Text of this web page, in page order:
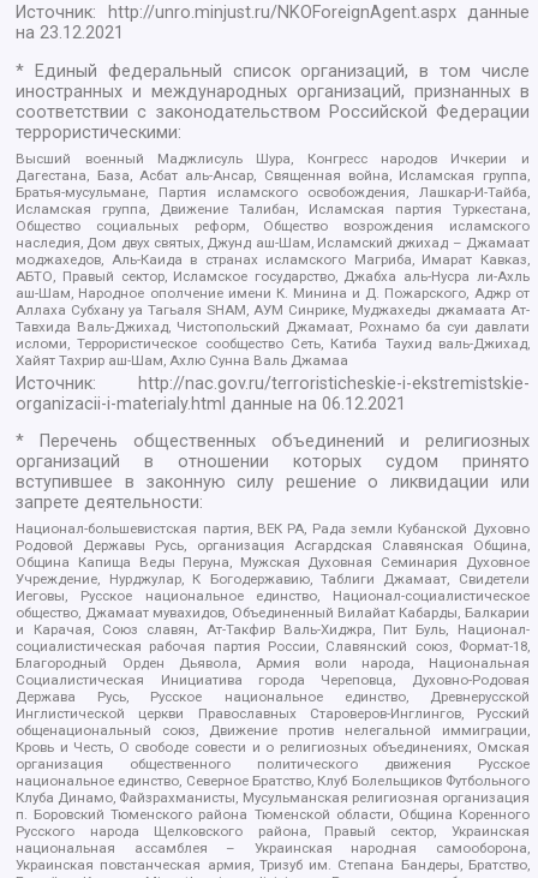
Источник: http://unro.minjust.ru/NKOForeignAgent.aspxданные
на23.12.2021
* Единый федеральный список организаций, в том числе
иностранных и международных организаций, признанных в
соответствии с законодательством Российской Федерации
террористическими:
Высший военный Маджлисуль Шура, Конгресс народов Ичкерии и
Дагестана, База, Асбат аль-Ансар, Священная война, Исламская группа,
Братья-мусульмане, Партия исламского освобождения, Лашкар-И-Тайба,
Исламская группа, Движение Талибан, Исламская партия Туркестана,
Общество социальных реформ, Общество возрождения исламского
наследия, Дом двух святых, Джунд аш-Шам, Исламский джихад – Джамаат
моджахедов, Аль-Каида в странах исламского Магриба, Имарат Кавказ,
АБТО, Правый сектор, Исламское государство, Джабха аль-Нусра ли-Ахль
аш-Шам, Народное ополчение имени К. Минина и Д. Пожарского, Аджр от
Аллаха Субхану уа Тагьаля SHAM, АУМ Синрике, Муджахеды джамаата Ат-
Тавхида Валь-Джихад, Чистопольский Джамаат, Рохнамо ба суи давлати
исломи, Террористическое сообщество Сеть, Катиба Таухид валь-Джихад,
Хайят Тахрир аш-Шам, Ахлю Сунна Валь Джамаа
Источник:
http://nac.gov.ru/terroristicheskie-i-ekstremistskie-
organizacii-i-materialy.html данные на06.12.2021
* Перечень общественных объединений и религиозных
организаций в отношении которых судом принято
вступившее в законную силу решение о ликвидации или
запрете деятельности:
Национал-большевистская партия, ВЕК РА, Рада земли Кубанской Духовно
Родовой Державы Русь, организация Асгардская Славянская Община,
Община Капища Веды Перуна, Мужская Духовная Семинария Духовное
Учреждение, Нурджулар, К Богодержавию, Таблиги Джамаат, Свидетели
Иеговы, Русское национальное единство, Национал-социалистическое
общество, Джамаат мувахидов, Объединенный Вилайат Кабарды, Балкарии
и Карачая, Союз славян, Ат-Такфир Валь-Хиджра, Пит Буль, Национал-
социалистическая рабочая партия России, Славянский союз, Формат-18,
Благородный Орден Дьявола, Армия воли народа, Национальная
Социалистическая Инициатива города Череповца, Духовно-Родовая
Держава Русь, Русское национальное единство, Древнерусской
Инглистической церкви Православных Староверов-Инглингов, Русский
общенациональный союз, Движение против нелегальной иммиграции,
Кровь и Честь, О свободе совести и о религиозных объединениях, Омская
организация общественного политического движения Русское
национальное единство, Северное Братство, Клуб Болельщиков Футбольного
Клуба Динамо, Файзрахманисты, Мусульманская религиозная организация
п. Боровский Тюменского района Тюменской области, Община Коренного
Русского народа Щелковского района, Правый сектор, Украинская
национальная ассамблея – Украинская народная самооборона,
Украинская повстанческая армия, Тризуб им. Степана Бандеры, Братство,